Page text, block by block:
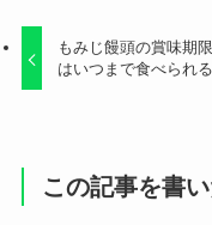
もみじ饅頭の賞味期
はいつまで食べられ
この記事を書